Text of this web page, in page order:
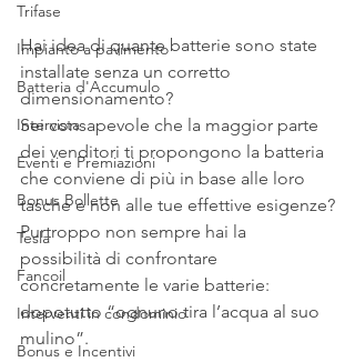
Trifase
Impianto a pavimento
Batteria d'Accumulo
Intervista
Eventi e Premiazioni
Bonus Bollette
Tesla
Fancoil
Interventi in condominio
Bonus e Incentivi
Hai idea di quante batterie sono state
installate senza un corretto
dimensionamento?
Sei consapevole che la maggior parte
dei venditori ti propongono la batteria
che conviene di più in base alle loro
tasche e non alle tue effettive esigenze?
Purtroppo non sempre hai la
possibilità di confrontare
concretamente le varie batterie:
dopotutto “ognuno tira l’acqua al suo
mulino”.